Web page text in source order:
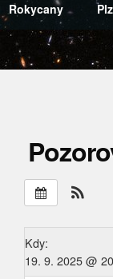
Rokycany
Kdy:
19. 9. 2025 @